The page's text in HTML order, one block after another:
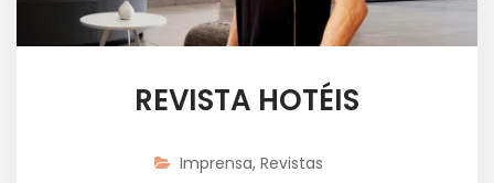
REVISTA HOTÉIS
Imprensa, Revistas